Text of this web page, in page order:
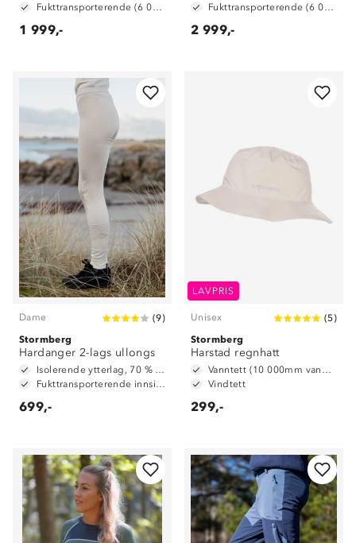
Fukttransporterende (6 000 g/ m2/ 24t)
1 999,-
Fukttransporterende (6 000 g/ m2/ 24t)
2 999,-
Dame (9)
Stormberg
Hardanger 2-lags ullongs
Isolerende ytterlag, 70 % ull og 30 % polyester
Fukttransporterende innside, 100 % polyester
699,-
LAVPRIS
Unisex (5)
Stormberg
Harstad regnhatt
Vanntett (10 000mm vannsøyle)
Vindtett
299,-